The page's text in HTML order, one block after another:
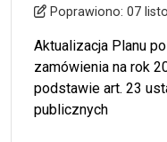
Wprowadzono
Poprawiono
Poprawiono: 07
Aktualizacja Planu
zamówienia na rok
podstawie art. 23
publicznych